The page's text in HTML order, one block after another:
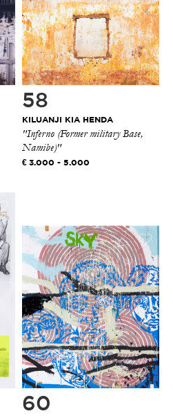
58
KILUANJI KIA HENDA
"Inferno (Former military Base,
Namibe)"
3.000 - 5.000
60